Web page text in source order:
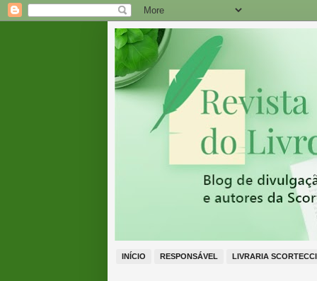
INÍCIO RESPONSÁVEL LIVRARIA SCORTECCI